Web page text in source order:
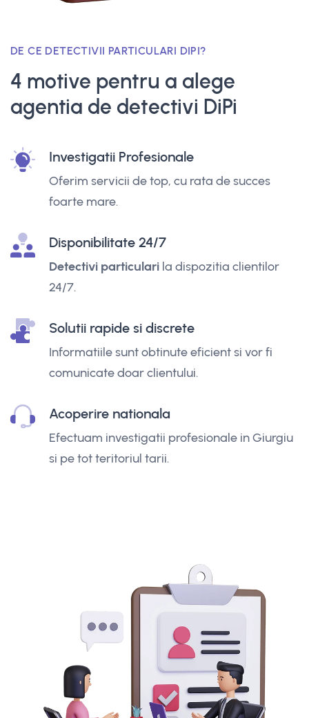
DE CE DETECTIVII PARTICULARI DIPI?
4 motive pentru a alege
agentia de detectivi DiPi
Investigatii Profesionale
Oferim servicii de top, cu rata de succes
foarte mare.
Disponibilitate 24/7
Detectivi particulari la dispozitia clientilor
24/7.
Solutii rapide si discrete
Informatiile sunt obtinute eficient si vor fi
comunicate doar clientului.
Acoperire nationala
Efectuam investigatii profesionale in Giurgiu
si pe tot teritoriul tarii.